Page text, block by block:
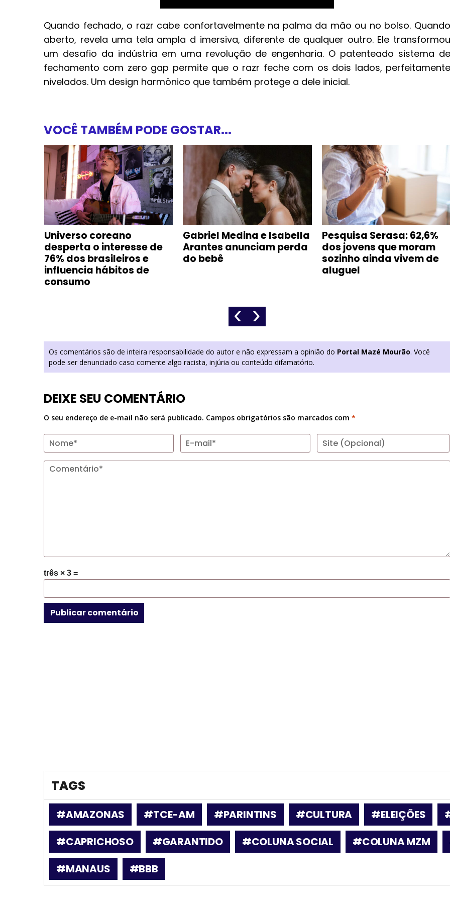
Quando fechado, o razr cabe confortavelmente na palma da mão ou no bolso. Quando
aberto, revela uma tela ampla d imersiva, diferente de qualquer outro. Ele transformou
um desafio da indústria em uma revolução de engenharia. O patenteado sistema de
fechamento com zero gap permite que o razr feche com os dois lados, perfeitamente
nivelados. Um design harmônico que também protege a dele inicial.
VOCÊ TAMBÉM PODE GOSTAR...
Universo coreano
desperta o interesse de
76% dos brasileiros e
influencia hábitos de
consumo
Gabriel Medina e Isabella
Arantes anunciam perda
do bebê
Pesquisa Serasa: 62,6%
dos jovens que moram
sozinho ainda vivem de
aluguel
‹ ›
Os comentários são de inteira responsabilidade do autor e não expressam a opinião do Portal Mazé Mourão. Você
pode ser denunciado caso comente algo racista, injúria ou conteúdo difamatório.
DEIXE SEU COMENTÁRIO
O seu endereço de e-mail não será publicado. Campos obrigatórios são marcados com *
três × 3 =
TAGS
#AMAZONAS #TCE-AM #PARINTINS #CULTURA #ELEIÇÕES
#CAPRICHOSO
#GARANTIDO #COLUNA SOCIAL #COLUNA MZM
#MANAUS
#BBB